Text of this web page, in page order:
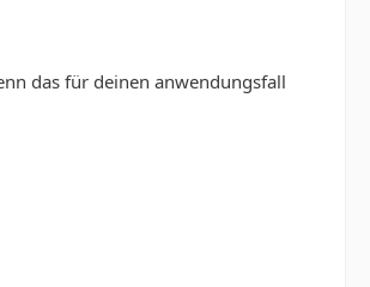
das für deinen anwendungsfall